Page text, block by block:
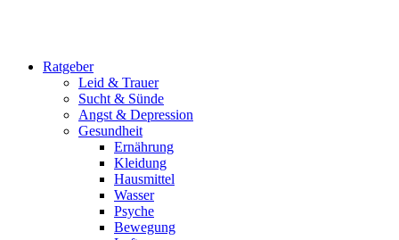
Ratgeber
Leid & Trauer
Sucht & Sünde
Angst & Depression
Gesundheit
Ernährung
Kleidung
Hausmittel
Wasser
Psyche
Bewegung